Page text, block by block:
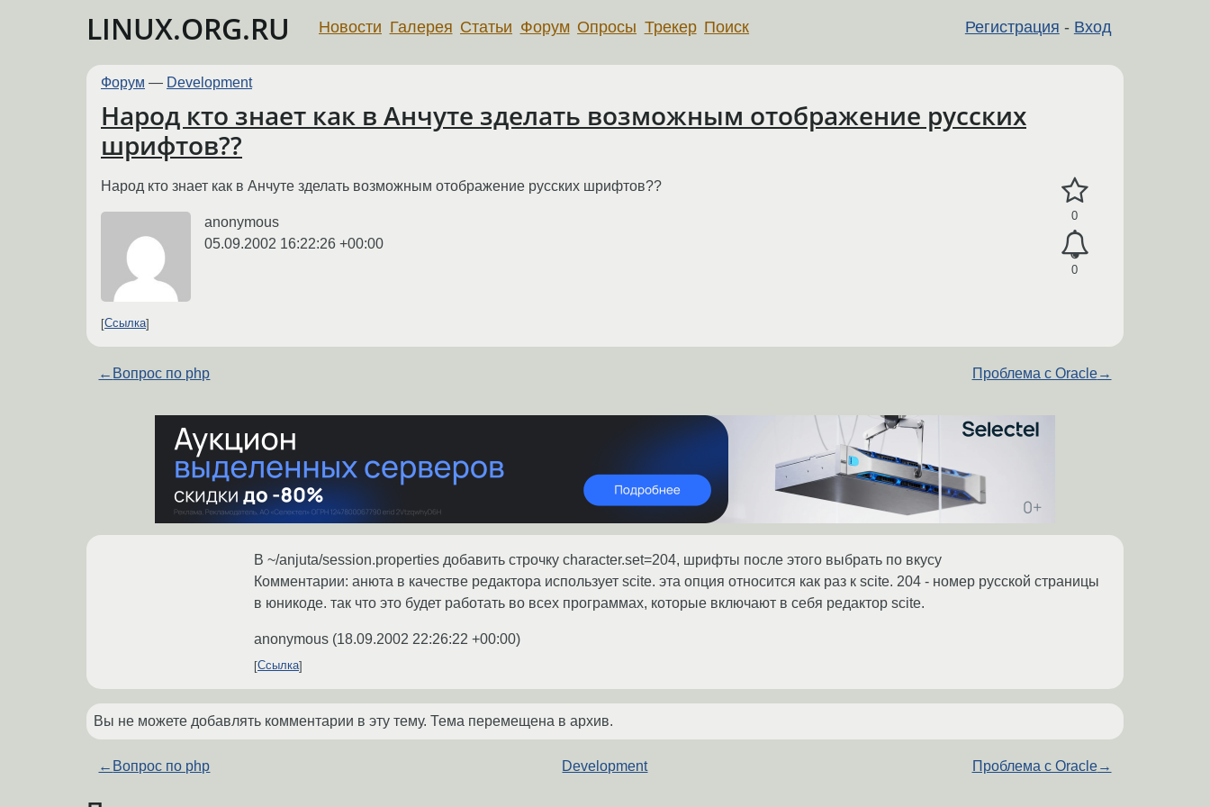
LINUX.ORG.RU Регистрация - Вход
Новости Галерея Статьи Форум Опросы Трекер Поиск
Форум — Development
Народ кто знает как в Анчуте зделать возможным отображение русских
шрифтов??
0
0
Народ кто знает как в Анчуте зделать возможным отображение русских шрифтов??
anonymous
05.09.2002 16:22:26 +00:00
Ссылка
← Вопрос по php Проблема с Oracle→
В ~/anjuta/session.properties добавить строчку character.set=204, шрифты после этого выбрать по вкусу
Комментарии: анюта в качестве редактора использует scite. эта опция относится как раз к scite. 204 - номер русской страницы
в юникоде. так что это будет работать во всех программах, которые включают в себя редактор scite.
anonymous (18.09.2002 22:26:22 +00:00)
Ссылка
Вы не можете добавлять комментарии в эту тему. Тема перемещена в архив.
← Вопрос по php Development Проблема с Oracle→